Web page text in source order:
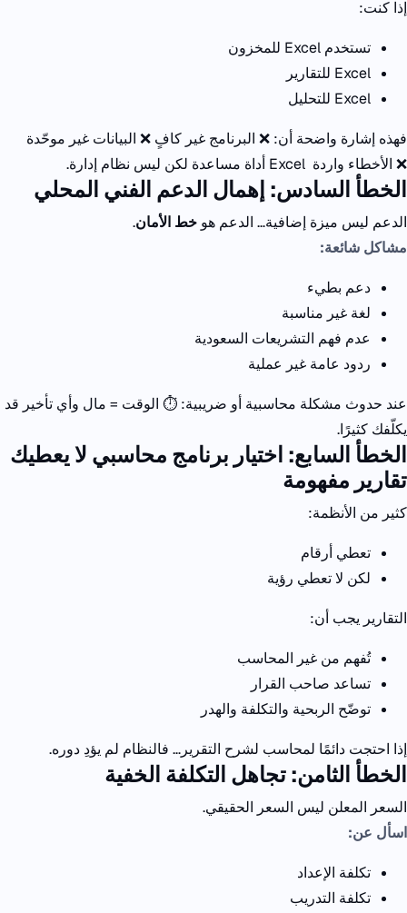
إذا كنت:
تستخدم Excel للمخزون
Excel للتقارير
Excel للتحليل
فهذه إشارة واضحة أن: ❌ البرنامج غير كافٍ ❌ البيانات غير موحّدة
❌ الأخطاء واردة Excel أداة مساعدة لكن ليس نظام إدارة.
الخطأ السادس: إهمال الدعم الفني المحلي
الدعم ليس ميزة إضافية… الدعم هو خط الأمان.
مشاكل شائعة:
دعم بطيء
لغة غير مناسبة
عدم فهم التشريعات السعودية
ردود عامة غير عملية
عند حدوث مشكلة محاسبية أو ضريبية: ⏱️ الوقت = مال وأي تأخير قد
يكلّفك كثيرًا.
الخطأ السابع: اختيار برنامج محاسبي لا يعطيك
تقارير مفهومة
كثير من الأنظمة:
تعطي أرقام
لكن لا تعطي رؤية
التقارير يجب أن:
تُفهم من غير المحاسب
تساعد صاحب القرار
توضّح الربحية والتكلفة والهدر
إذا احتجت دائمًا لمحاسب لشرح التقرير… فالنظام لم يؤدِ دوره.
الخطأ الثامن: تجاهل التكلفة الخفية
السعر المعلن ليس السعر الحقيقي.
اسأل عن:
تكلفة الإعداد
تكلفة التدريب